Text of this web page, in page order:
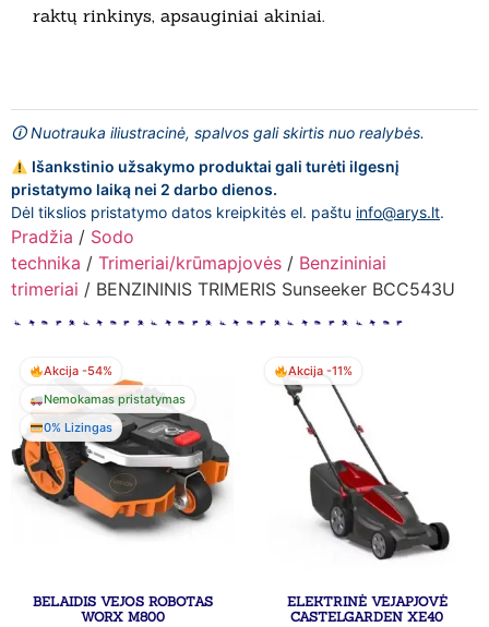
raktų rinkinys, apsauginiai akiniai.
🛈 Nuotrauka iliustracinė, spalvos gali skirtis nuo realybės.
Išankstinio užsakymo produktai gali turėti ilgesnį
pristatymo laiką nei 2 darbo dienos.
Dėl tikslios pristatymo datos kreipkitės el. paštu info@arys.lt.
Pradžia / Sodo
technika / Trimeriai/krūmapjovės / Benzininiai
trimeriai / BENZININIS TRIMERIS Sunseeker BCC543U
Akcija -54%
Nemokamas pristatymas
0% Lizingas
BELAIDIS VEJOS ROBOTAS
WORX M800
Akcija -11%
ELEKTRINĖ VEJAPJOVĖ
CASTELGARDEN XE40